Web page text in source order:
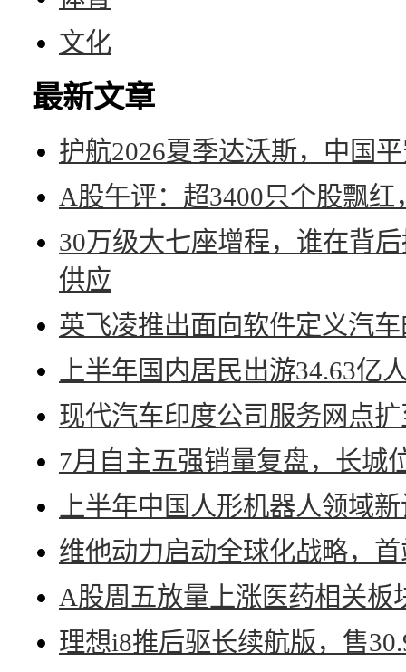
文化
最新文章
护航2026夏季达沃斯，中国
A股午评：超3400只个股飘
30万级大七座增程，谁在背
供应
英飞凌推出面向软件定义汽
上半年国内居民出游34.63亿
现代汽车印度公司服务网点
7月自主五强销量复盘，长城
上半年中国人形机器人领域
维他动力启动全球化战略，
A股周五放量上涨医药相关板
理想i8推后驱长续航版，售